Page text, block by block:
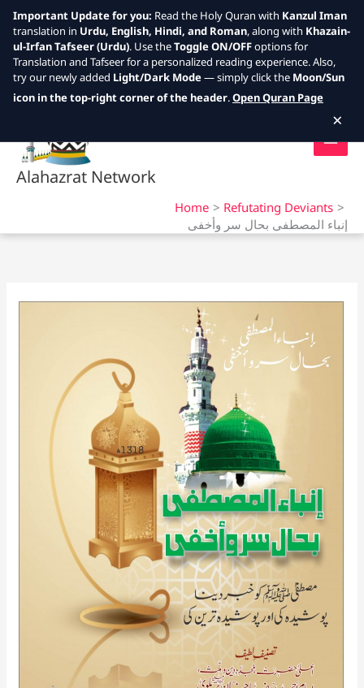
Skip
Alahazrat Network
Home
Refutating Deviants
إنباء المصطفى بحال سر وأخفى
Important Update for you: Read the Holy Quran with Kanzul Iman
translation in Urdu, English, Hindi, and Roman, along with Khazain-
ul-Irfan Tafseer (Urdu). Use theToggle ON/OFFoptions for
Translation and Tafseer for a personalized reading experience. Also,
try our newly added Light/Dark Mode— simply click the Moon/Sun
icon in the top-right corner of the header.Open Quran Page
×